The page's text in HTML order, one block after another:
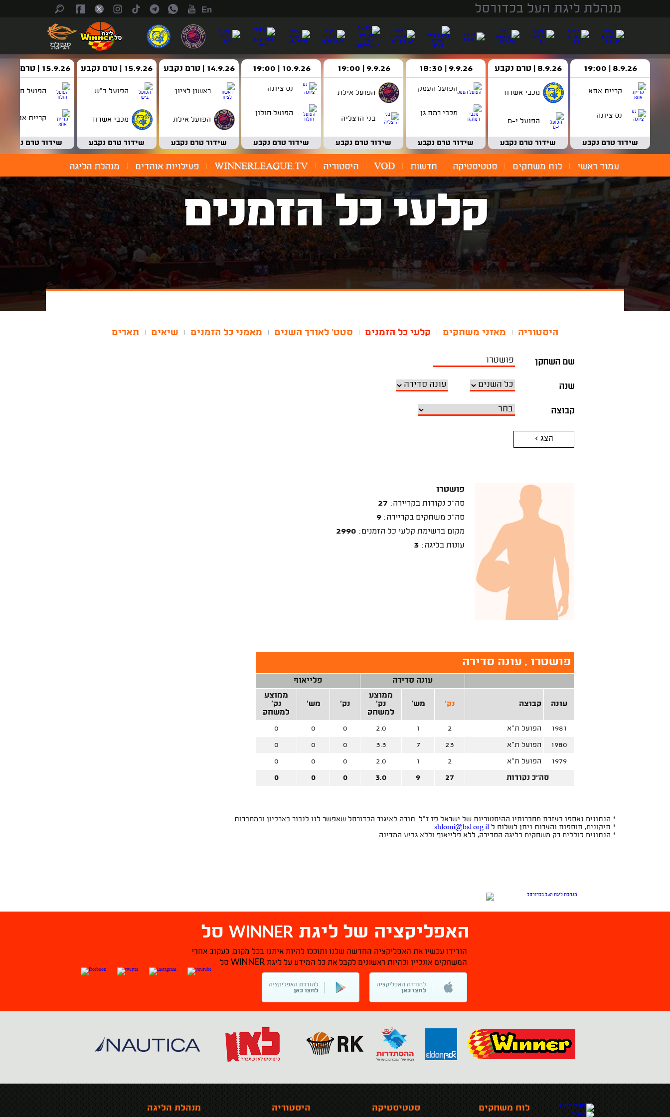
מנהלת ליגת העל בכדורסל En
8.9.26 | 19:00
קריית אתא
נס ציונה
שידור טרם נקבע
8.9.26 | טרם נקבע
מכבי אשדוד
הפועל י-ם
שידור טרם נקבע
9.9.26 | 18:30
הפועל העמק
מכבי רמת גן
שידור טרם נקבע
9.9.26 | 19:00
הפועל אילת
בני הרצליה
שידור טרם נקבע
10.9.26 | 19:00
נס ציונה
הפועל חולון
שידור טרם נקבע
14.9.26 | טרם נקבע
ראשון לציון
הפועל אילת
שידור טרם נקבע
15.9.26 | טרם נקבע
הפועל ב"ש
מכבי אשדוד
שידור טרם נקבע
15.9.26 | טרם נקבע
הפועל חולון
קריית אתא
שידור טרם נקבע
עמוד ראשי לוח משחקים סטטיסטיקה חדשות VOD היסטוריה WINNERLEAGUE.TV פעילויות אוהדים מנהלת הליגה
קלעי כל הזמנים
היסטוריה מאזני משחקים קלעי כל הזמנים סטט' לאורך השנים מאמני כל הזמנים שיאים תארים
שם השחקן
שנה
קבוצה
הצג >
פושטרו
סה"כ נקודות בקריירה: 27
סה"כ משחקים בקריירה: 9
מקום ברשימת קלעי כל הזמנים: 2990
עונות בליגה: 3
פושטרו , עונה סדירה
עונה סדירה פלייאוף
עונה קבוצה נק' מש'
ממוצע
נק'
למשחק
נק' מש'
ממוצע
נק'
למשחק
1981 הפועל ת"א 2
1
2.0
0
0
0
1980 הפועל ת"א 23
7
3.3
0
0
0
1979 הפועל ת"א 2
1
2.0
0
0
0
סה"כ נקודות 27
9
3.0
0
0
0
* הנתונים נאספו בעזרת מחברותיו ההיסטוריות של ישראל פז ז"ל. תודה לאיגוד הכדורסל שאפשר לנו לנבור בארכיון ובמחברות.
* תיקונים, תוספות והערות ניתן לשלוח ל shlomi@bsl.org.il
* הנתונים כוללים רק משחקים בליגה הסדירה, ללא פלייאוף וללא גביע המדינה.
האפליקציה של ליגת WINNER סל
הורידו עכשיו את האפליקציה החדשה שלנו ותוכלו להיות איתנו בכל מקום, לעקוב אחרי
המשחקים אונליין ולהיות ראשונים לקבל את כל המידע על ליגת WINNER סל
לוח משחקים סטטיסטיקה היסטוריה מנהלת הליגה